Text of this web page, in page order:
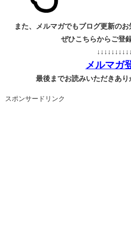
また、メルマガでもブログ更新のお
ぜひこちらからご登
↓↓↓↓↓↓↓↓↓↓
メルマガ
最後までお読みいただきあり
スポンサードリンク